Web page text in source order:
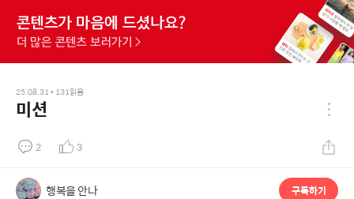
25.08.31• 131읽음
미션
2 3
행복을 안나 구독하기